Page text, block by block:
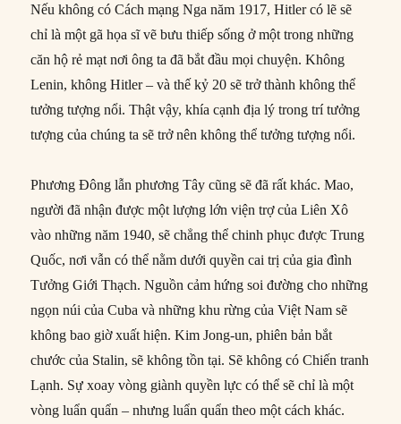
Nếu không có Cách mạng Nga năm 1917, Hitler có lẽ sẽ
chỉ là một gã họa sĩ vẽ bưu thiếp sống ở một trong những
căn hộ rẻ mạt nơi ông ta đã bắt đầu mọi chuyện. Không
Lenin, không Hitler – và thế kỷ 20 sẽ trở thành không thể
tưởng tượng nổi. Thật vậy, khía cạnh địa lý trong trí tưởng
tượng của chúng ta sẽ trở nên không thể tưởng tượng nổi.
Phương Đông lẫn phương Tây cũng sẽ đã rất khác. Mao,
người đã nhận được một lượng lớn viện trợ của Liên Xô
vào những năm 1940, sẽ chẳng thể chinh phục được Trung
Quốc, nơi vẫn có thể nằm dưới quyền cai trị của gia đình
Tưởng Giới Thạch. Nguồn cảm hứng soi đường cho những
ngọn núi của Cuba và những khu rừng của Việt Nam sẽ
không bao giờ xuất hiện. Kim Jong-un, phiên bản bắt
chước của Stalin, sẽ không tồn tại. Sẽ không có Chiến tranh
Lạnh. Sự xoay vòng giành quyền lực có thể sẽ chỉ là một
vòng luẩn quẩn – nhưng luẩn quẩn theo một cách khác.